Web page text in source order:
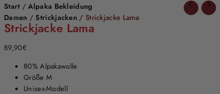
Start /Alpaka Bekleidung
Damen / Strickjacken / Strickjacke Lama
Strickjacke Lama
89,90€
80% Alpakawolle
Größe M
Unisex-Modell